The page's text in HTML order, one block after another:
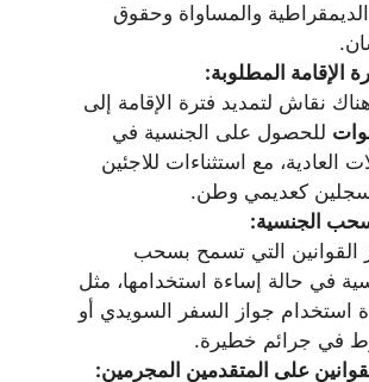
والمساواة وحقوق
الإقامة المطلوبة:
نقاش لتمديد فترة الإقامة إلى
للحصول على الجنسية في
العادية، مع استثناءات للاجئين
كعديمي وطن.
سحب الجنسية:
القوانين التي تسمح بسحب
في حالة إساءة استخدامها، مثل
استخدام جواز السفر السويدي أو
في جرائم خطيرة.
على المتقدمين المجرمين: